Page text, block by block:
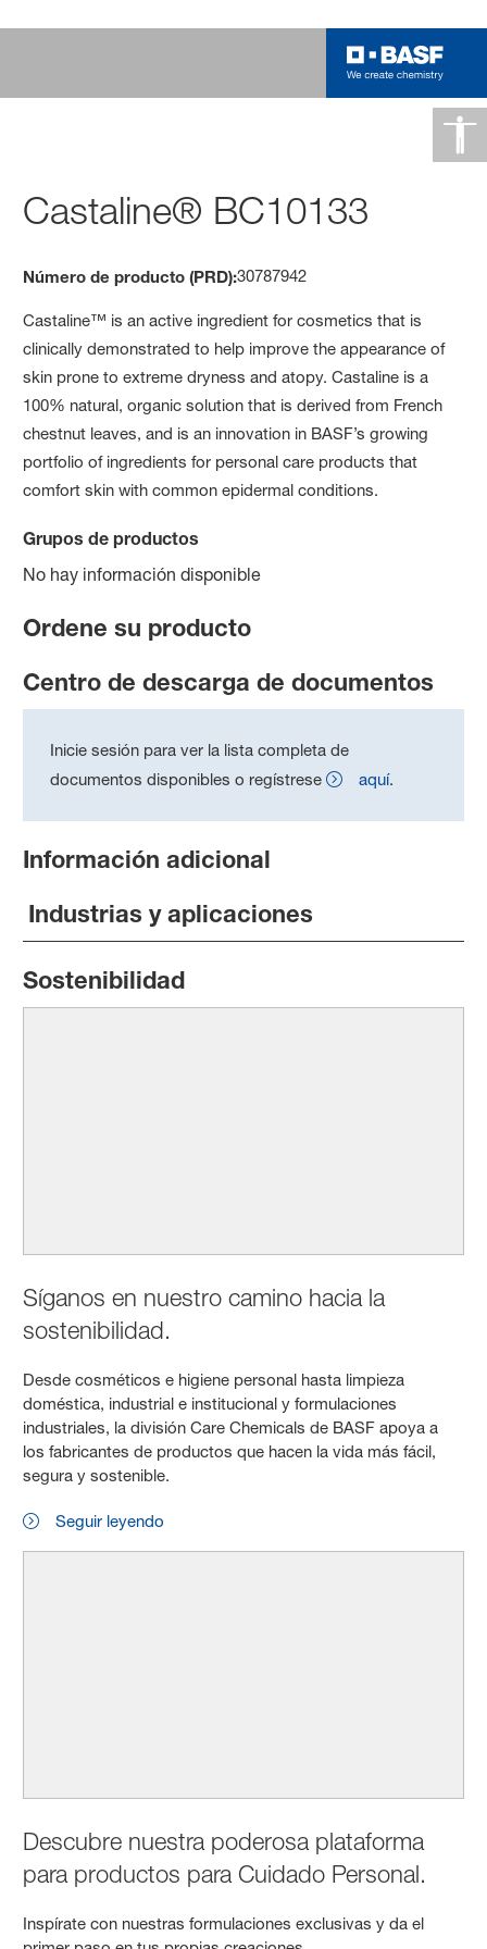
Castaline® BC10133
Número de producto (PRD):30787942
Castaline™ is an active ingredient for cosmetics that is
clinically demonstrated to help improve the appearance of
skin prone to extreme dryness and atopy. Castaline is a
100% natural, organic solution that is derived from French
chestnut leaves, and is an innovation in BASF’s growing
portfolio of ingredients for personal care products that
comfort skin with common epidermal conditions.
Grupos de productos
No hay información disponible
Ordene su producto
Centro de descarga de documentos
Inicie sesión para ver la lista completa de
documentos disponibles o regístrese
aquí.
Información adicional
Industrias y aplicaciones
Sostenibilidad
Síganos en nuestro camino hacia la
sostenibilidad.
Desde cosméticos e higiene personal hasta limpieza
doméstica, industrial e institucional y formulaciones
industriales, la división Care Chemicals de BASF apoya a
los fabricantes de productos que hacen la vida más fácil,
segura y sostenible.
Seguir leyendo
Descubre nuestra poderosa plataforma
para productos para Cuidado Personal.
Inspírate con nuestras formulaciones exclusivas y da el